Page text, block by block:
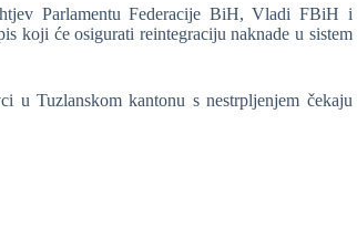
Parlamentu Federacije BiH, Vladi FBiH i
koji će osigurati reintegraciju naknade u sistem
u Tuzlanskom kantonu s nestrpljenjem čekaju